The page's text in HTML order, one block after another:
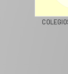
RECICLA